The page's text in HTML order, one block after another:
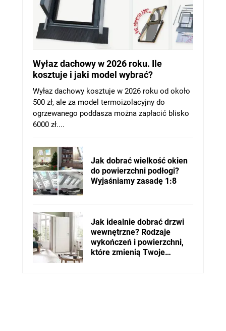
Wyłaz dachowy w 2026 roku. Ile
kosztuje i jaki model wybrać?
Wyłaz dachowy kosztuje w 2026 roku od około
500 zł, ale za model termoizolacyjny do
ogrzewanego poddasza można zapłacić blisko
6000 zł....
Jak dobrać wielkość okien
do powierzchni podłogi?
Wyjaśniamy zasadę 1:8
Jak idealnie dobrać drzwi
wewnętrzne? Rodzaje
wykończeń i powierzchni,
które zmienią Twoje